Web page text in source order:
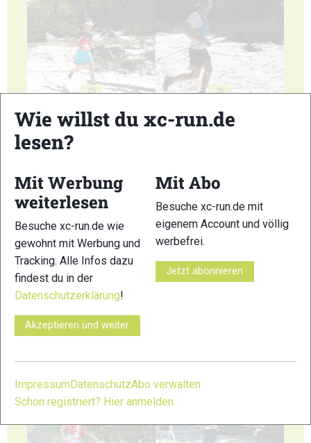
25 26
27 28
29
31
Wie willst du xc-run.de
lesen?
Mit Werbung
weiterlesen
Besuche xc-run.de wie
gewohnt mit Werbung und
Tracking. Alle Infos dazu
findest du in der
Datenschutzerklärung!
Akzeptieren und weiter
Mit Abo
Besuche xc-run.de mit
eigenem Account und völlig
werbefrei.
Jetzt abonnieren
Impressum DatenschutzAbo verwalten
Schon registriert? Hier anmelden